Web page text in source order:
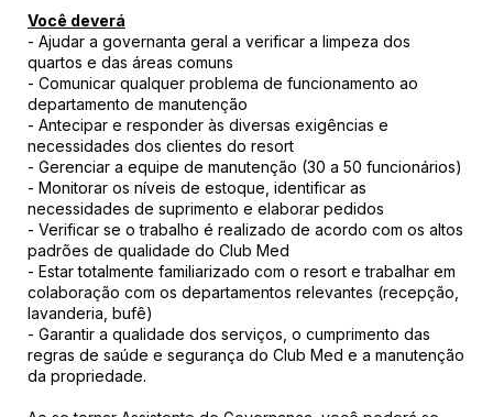
Você deverá
- Ajudar a governanta geral a verificar a limpeza dos
quartos e das áreas comuns
- Comunicar qualquer problema de funcionamento ao
departamento de manutenção
- Antecipar e responder às diversas exigências e
necessidades dos clientes do resort
- Gerenciar a equipe de manutenção (30 a 50 funcionários)
- Monitorar os níveis de estoque, identificar as
necessidades de suprimento e elaborar pedidos
- Verificar se o trabalho é realizado de acordo com os altos
padrões de qualidade do Club Med
- Estar totalmente familiarizado com o resort e trabalhar em
colaboração com os departamentos relevantes (recepção,
lavanderia, bufê)
- Garantir a qualidade dos serviços, o cumprimento das
regras de saúde e segurança do Club Med e a manutenção
da propriedade.